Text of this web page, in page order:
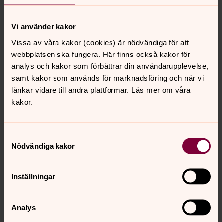
Vi använder kakor
Vissa av våra kakor (cookies) är nödvändiga för att
webbplatsen ska fungera. Här finns också kakor för
analys och kakor som förbättrar din användarupplevelse,
samt kakor som används för marknadsföring och när vi
länkar vidare till andra plattformar. Läs mer om våra
kakor.
Nödvändiga kakor
Inställningar
Analys
Skicka
Gudstjänst 29 november -
Lextorpskyrkan 11:00 (Första
advent)
Ansvarig körledare:Elina Bomström
(elina.bomstrom@svenskakyrkan.se, 076-117 53 35)
Sista anmälningsdag:
Samling:
Anmäl dig till gudstjänsten 29 november här: